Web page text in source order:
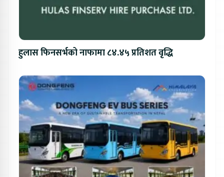
हुलास फिनसर्भको नाफामा ८४.४५ प्रतिशत वृद्धि